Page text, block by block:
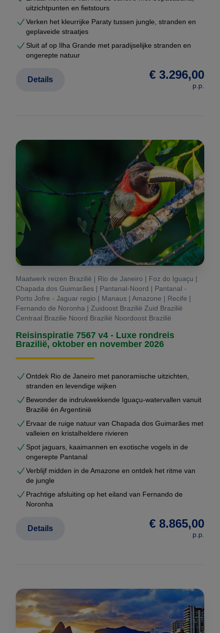
uitzichtpunten en fietstours
Verken het kleurrijke Paraty tussen jungle, stranden en
geplaveide straatjes
Sluit af op Ilha Grande met paradijselijke stranden en
ongerepte natuur
€ 3.296,00
p.p.
Details
Maatwerk reizen Brazilië | Rio de Janeiro | Foz do Iguaçu |
Chapada dos Guimarães | Pantanal-Noord | Pantanal -
Porto Jofre - Jaguar regio | Manaus | Amazone | Recife |
Fernando de Noronha | Zuidoost Brazilië Zuid Brazilië
Centraal Brazilie Noord Brazilië Noordoost Brazilië
Reisinspiratie 7567 v4 - Luxe rondreis
Brazilië, oktober en november 2026
Ontdek Rio de Janeiro met panoramische uitzichten,
stranden en levendige wijken
Bewonder de indrukwekkende Iguaçu-watervallen vanuit
Brazilië én Argentinië
Ervaar de ruige natuur van Chapada dos Guimarães met
valleien en kristalheldere rivieren
Spot jaguars, kaaimannen en exotische vogels in de
ongerepte Pantanal
Verblijf midden in de Amazone en ontdek het ritme van
de jungle
Prachtige afsluiting op het eiland van Fernando de
Noronha
€ 8.865,00
p.p.
Details